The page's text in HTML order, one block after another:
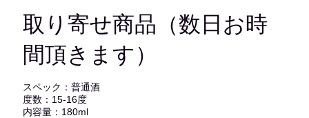
取り寄せ商品（数日お時
間頂きます）
スペック：普通酒
度数：15-16度
内容量：180ml